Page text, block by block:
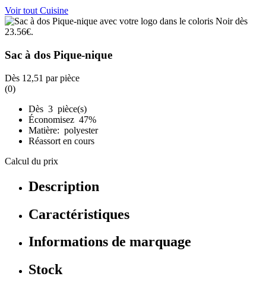
Voir tout Cuisine
Sac à dos Pique-nique
Dès 12,51 par pièce
(0)
Dès 3 pièce(s)
Économisez 47%
Matière: polyester
Réassort en cours
Calcul du prix
Description
Caractéristiques
Informations de marquage
Stock